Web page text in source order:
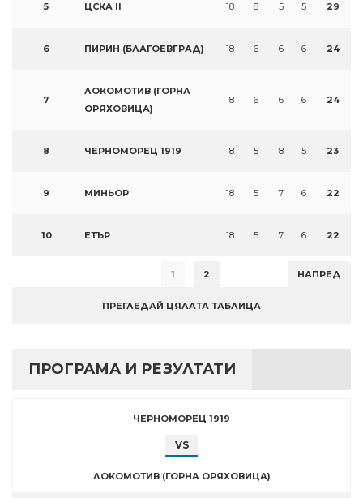
5 ЦСКА II 18 8 5 5 29
6 ПИРИН (БЛАГОЕВГРАД) 18 6 6 6 24
7
ЛОКОМОТИВ (ГОРНА
ОРЯХОВИЦА)
18 6 6 6 24
8 ЧЕРНОМОРЕЦ 1919 18 5 8 5 23
9 МИНЬОР 18 5 7 6 22
10 ЕТЪР 18 5 7 6 22
1 2 НАПРЕД
ПРЕГЛЕДАЙ ЦЯЛАТА ТАБЛИЦА
ПРОГРАМА И РЕЗУЛТАТИ
ЧЕРНОМОРЕЦ 1919
VS
ЛОКОМОТИВ (ГОРНА ОРЯХОВИЦА)